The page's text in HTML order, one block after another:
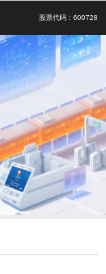
股票代码：600728